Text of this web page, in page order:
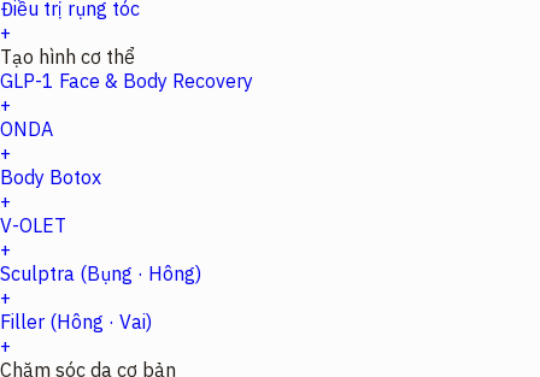
Điều trị rụng tóc
+
Tạo hình cơ thể
GLP-1 Face & Body Recovery
+
ONDA
+
Body Botox
+
V-OLET
+
Sculptra (Bụng · Hông)
+
Filler (Hông · Vai)
+
Chăm sóc da cơ bản